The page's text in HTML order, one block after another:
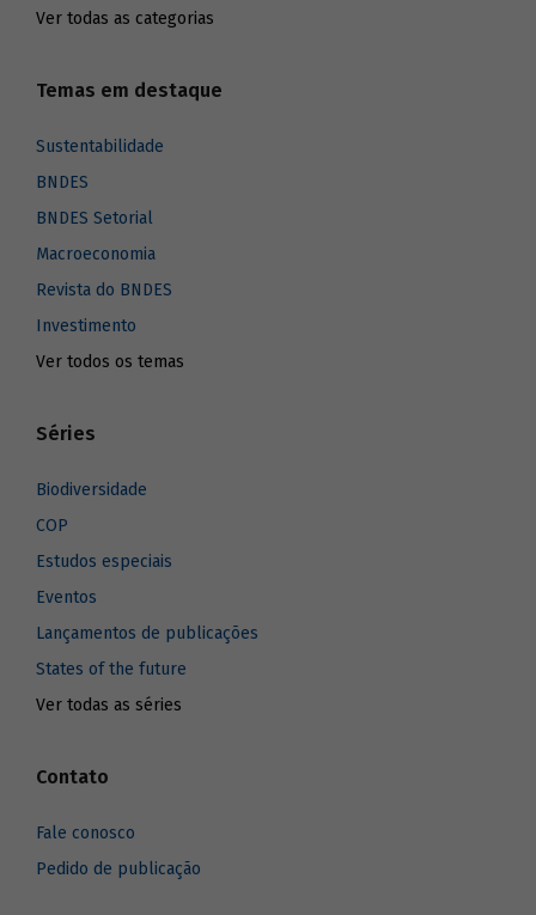
Ver todas as categorias
Temas em destaque
Sustentabilidade
BNDES
BNDES Setorial
Macroeconomia
Revista do BNDES
Investimento
Ver todos os temas
Séries
Biodiversidade
COP
Estudos especiais
Eventos
Lançamentos de publicações
States of the future
Ver todas as séries
Contato
Fale conosco
Pedido de publicação